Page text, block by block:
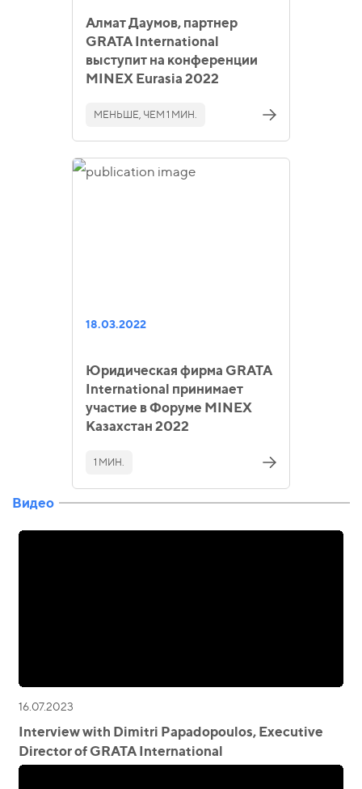
Алмат Даумов, партнер
GRATA International
выступит на конференции
MINEX Eurasia 2022
МЕНЬШЕ, ЧЕМ 1 МИН.
18.03.2022
Юридическая фирма GRATA
International принимает
участие в Форуме MINEX
Казахстан 2022
1 МИН.
Видео
16.07.2023
Interview with Dimitri Papadopoulos, Executive
Director of GRATA International